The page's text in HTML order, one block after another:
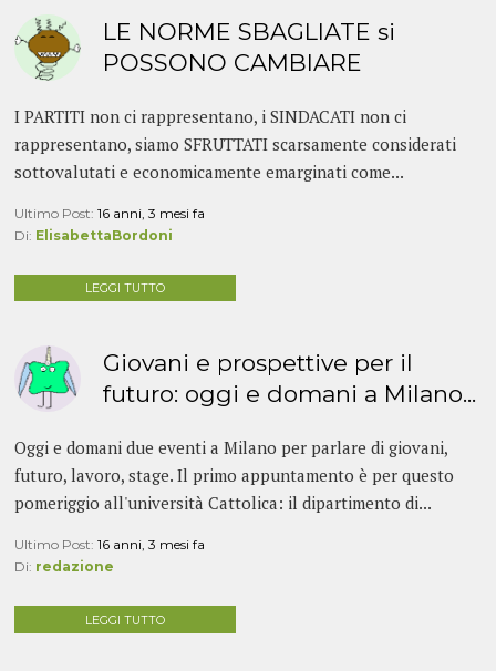
LE NORME SBAGLIATE si
POSSONO CAMBIARE
I PARTITI non ci rappresentano, i SINDACATI non ci
rappresentano, siamo SFRUTTATI scarsamente considerati
sottovalutati e economicamente emarginati come...
Ultimo Post:16 anni, 3 mesi fa
Di: ElisabettaBordoni
LEGGI TUTTO
Giovani e prospettive per il
futuro: oggi e domani a Milano...
Oggi e domani due eventi a Milano per parlare di giovani,
futuro, lavoro, stage. Il primo appuntamento è per questo
pomeriggio all'università Cattolica: il dipartimento di...
Ultimo Post:16 anni, 3 mesi fa
Di: redazione
LEGGI TUTTO